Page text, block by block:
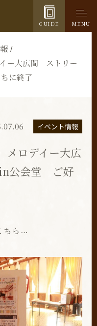
GUIDE MENU
イー大広間 ストリー
に終了
イベント情報
メロデイー大広
公会堂 ご好
ちら…